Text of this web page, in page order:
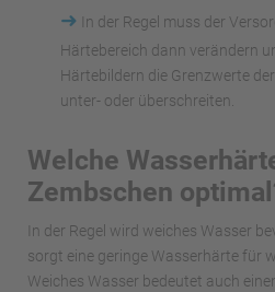
➜
In der Regel muss der
Härtebereich dann verändern
Härtebildern die Grenzwerte
unter- oder überschreiten.
Welche
Zembschen
In der Regel wird weiches Wasser
sorgt eine geringe Wasserhärte für
Weiches Wasser bedeutet auch